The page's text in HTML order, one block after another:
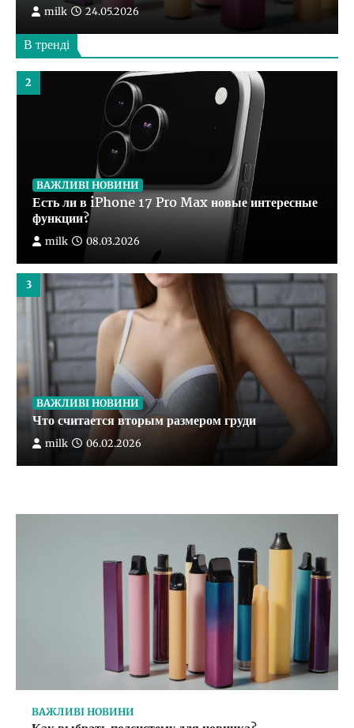
milk 24.05.2026
В тренді
2
ВАЖЛИВІ НОВИНИ
Есть ли в iPhone 17 Pro Max новые интересные
функции?
08.03.2026
ВАЖЛИВІ НОВИНИ
Что считается вторым размером груди
milk 06.02.2026
Каким оказался 2025 год по китайскому
ВАЖЛИВІ НОВИНИ